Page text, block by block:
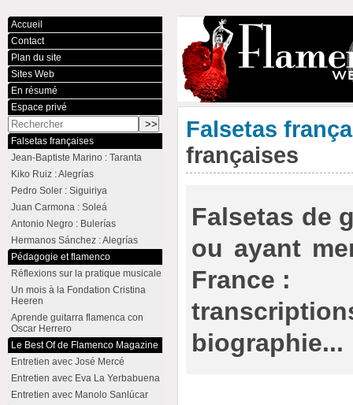
Falsetas
françaises
Falsetas de
ou ayant
France :
biographie...
Accueil
Contact
Plan du site
Sites Web
En résumé
Espace privé
Falsetas françaises
Jean-Baptiste Marino : Taranta
Kiko Ruiz : Alegrías
Pedro Soler : Siguiriya
Juan Carmona : Soleá
Antonio Negro : Bulerías
Hermanos Sánchez : Alegrías
Pédagogie et flamenco
Réflexions sur la pratique musicale
Un mois à la Fondation Cristina
Heeren
Aprende guitarra flamenca con
Oscar Herrero
Le Best Of de Flamenco Magazine
Entretien avec José Mercé
Entretien avec Eva La Yerbabuena
Entretien avec Manolo Sanlúcar